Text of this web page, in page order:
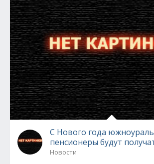
С Нового года
пенсионеры будут
Новости